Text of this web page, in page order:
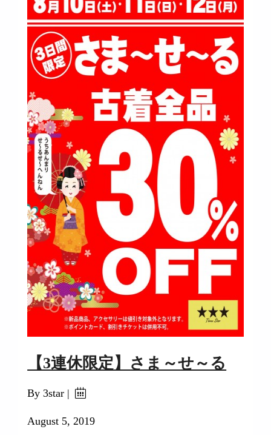
【3連休限定】さま～せ～る
By 3star |
August 5, 2019